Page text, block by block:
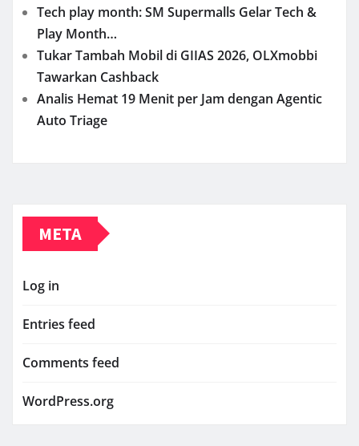
Tech play month: SM Supermalls Gelar Tech &
Play Month…
Tukar Tambah Mobil di GIIAS 2026, OLXmobbi
Tawarkan Cashback
Analis Hemat 19 Menit per Jam dengan Agentic
Auto Triage
META
Log in
Entries feed
Comments feed
WordPress.org